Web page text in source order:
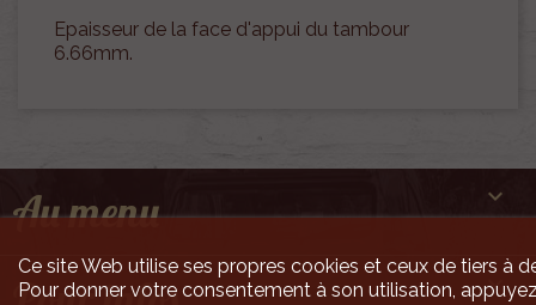
Epaisseur de la face d'appui du tambour
6.66mm.
Au menu 

Ce site Web utilise ses propres cookies et ceux de tiers à
Pour donner votre consentement à son utilisation,